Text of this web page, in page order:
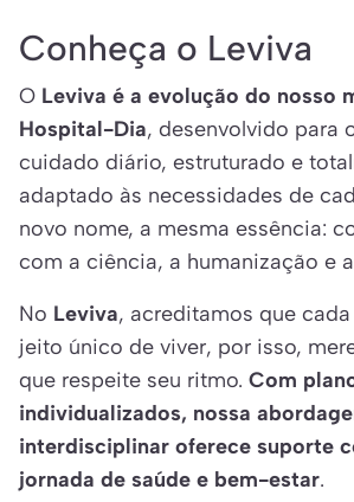
Conheça o Leviva
O Leviva é a evolução do nosso
Hospital-Dia, desenvolvido para
cuidado diário, estruturado e
adaptado às necessidades de
novo nome, a mesma essência:
com a ciência, a humanização e
No Leviva, acreditamos que
jeito único de viver, por isso,
que respeite seu ritmo. Com
individualizados, nossa
interdisciplinar oferece suporte
jornada de saúde e bem-estar.